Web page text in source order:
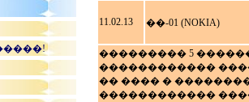
11.02.13 ��-01 (NOKIA)
��������� 5
������������
�� ���� �
������������